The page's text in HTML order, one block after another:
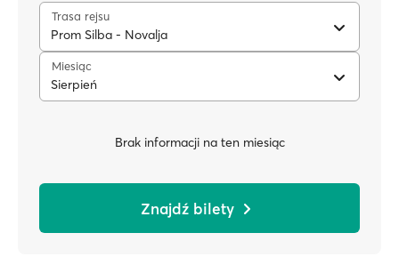
Trasa rejsu
Prom Silba - Novalja
Miesiąc
Sierpień
Brak informacji na ten miesiąc
Znajdź bilety